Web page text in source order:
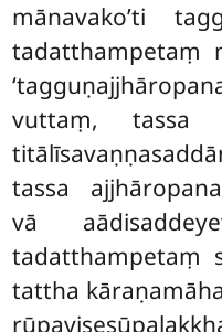
mānavako’ti
tadatthampetaṃ
vuttaṃ, tassa
tassa
vā
tadatthampetaṃ
tattha